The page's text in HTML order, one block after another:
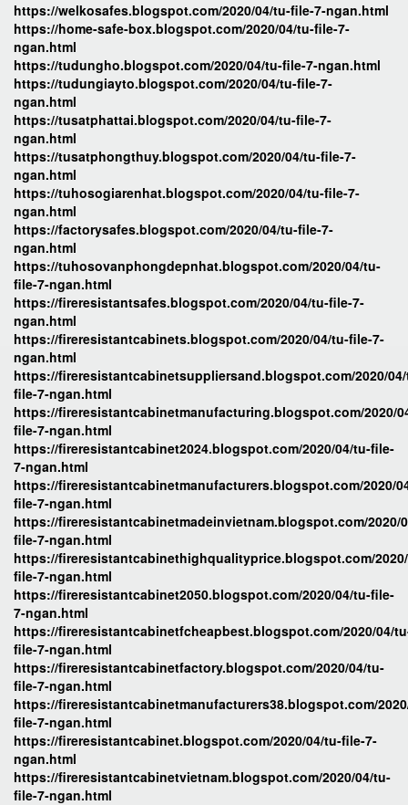
https://welkosafes.blogspot.com/2020/04/tu-file-7-ngan.html
https://home-safe-box.blogspot.com/2020/04/tu-file-7-
ngan.html
https://tudungho.blogspot.com/2020/04/tu-file-7-ngan.html
https://tudungiayto.blogspot.com/2020/04/tu-file-7-
ngan.html
https://tusatphattai.blogspot.com/2020/04/tu-file-7-
ngan.html
https://tusatphongthuy.blogspot.com/2020/04/tu-file-7-
ngan.html
https://tuhosogiarenhat.blogspot.com/2020/04/tu-file-7-
ngan.html
https://factorysafes.blogspot.com/2020/04/tu-file-7-
ngan.html
https://tuhosovanphongdepnhat.blogspot.com/2020/04/tu-
file-7-ngan.html
https://fireresistantsafes.blogspot.com/2020/04/tu-file-7-
ngan.html
https://fireresistantcabinets.blogspot.com/2020/04/tu-file-7-
ngan.html
https://fireresistantcabinetsuppliersand.blogspot.com/2020/
file-7-ngan.html
https://fireresistantcabinetmanufacturing.blogspot.com/2020/
file-7-ngan.html
https://fireresistantcabinet2024.blogspot.com/2020/04/tu-file-
7-ngan.html
https://fireresistantcabinetmanufacturers.blogspot.com/2020/
file-7-ngan.html
https://fireresistantcabinetmadeinvietnam.blogspot.com/2020/
file-7-ngan.html
https://fireresistantcabinethighqualityprice.blogspot.com/
file-7-ngan.html
https://fireresistantcabinet2050.blogspot.com/2020/04/tu-file-
7-ngan.html
https://fireresistantcabinetfcheapbest.blogspot.com/2020/04/
file-7-ngan.html
https://fireresistantcabinetfactory.blogspot.com/2020/04/tu-
file-7-ngan.html
https://fireresistantcabinetmanufacturers38.blogspot.com/
file-7-ngan.html
https://fireresistantcabinet.blogspot.com/2020/04/tu-file-7-
ngan.html
https://fireresistantcabinetvietnam.blogspot.com/2020/04/tu-
file-7-ngan.html